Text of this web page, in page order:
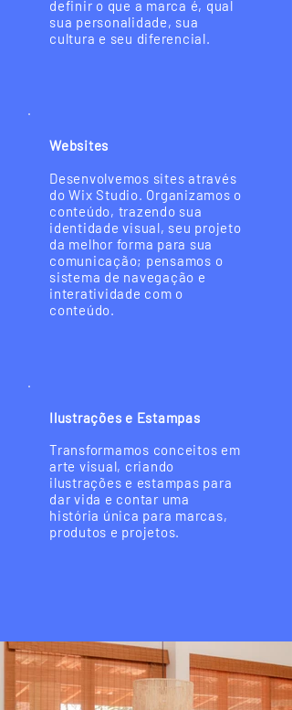
definir o que a marca é, qual
sua personalidade, sua
cultura e seu diferencial.
Websites
Desenvolvemos sites através
do Wix Studio. Organizamos o
conteúdo, trazendo sua
identidade visual, seu projeto
da melhor forma para sua
comunicação; pensamos o
sistema de navegação e
interatividade com o
conteúdo.
Ilustrações e Estampas
Transformamos conceitos em
arte visual, criando
ilustrações e estampas para
dar vida e contar uma
história única para marcas,
produtos e projetos.